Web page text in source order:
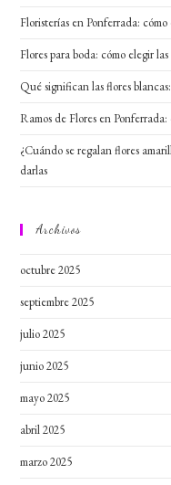
Floristerías en Ponferrada:
Flores para boda: cómo elegir
Qué significan las flores
Ramos de Flores en
¿Cuándo se regalan flores
darlas
Archivos
octubre 2025
septiembre 2025
julio 2025
junio 2025
mayo 2025
abril 2025
marzo 2025